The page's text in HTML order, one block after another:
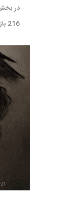
در
216 بازدید